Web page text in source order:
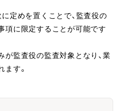
定めを置くことで、監査役の
項に限定することが可能です
が監査役の監査対象となり、業
す。